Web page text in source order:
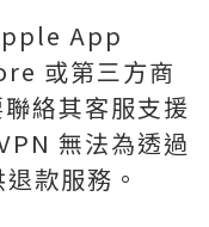
App
或第三方商
絡其客服支援
無法為透過
款服務。